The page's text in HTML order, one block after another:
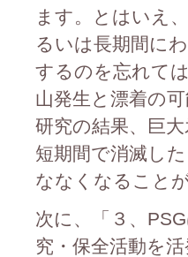
ます。とはいえ
るいは長期間に
するのを忘れて
山発生と漂着の
研究の結果、巨
短期間で消滅し
ななくなること
次に、「３、
究・保全活動を